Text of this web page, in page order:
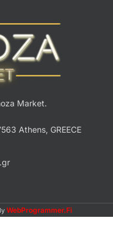
Market.
Athens, GREECE
WebProgrammer.Fi